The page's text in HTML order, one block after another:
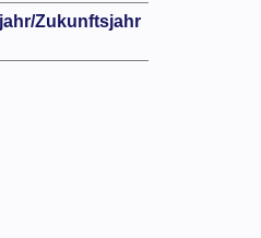
Zukunftsjahr